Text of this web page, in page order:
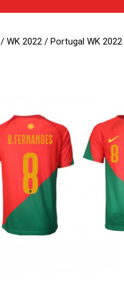
/WK 2022 /Portugal WK 2022